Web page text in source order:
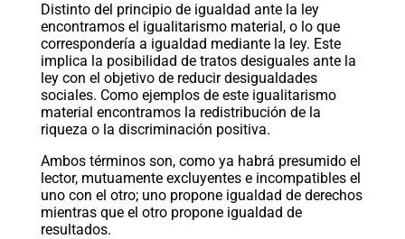
Distinto del principio de igualdad ante la ley
encontramos el igualitarismo material, o lo que
correspondería a igualdad mediante la ley. Este
implica la posibilidad de tratos desiguales ante la
ley con el objetivo de reducir desigualdades
sociales. Como ejemplos de este igualitarismo
material encontramos la redistribución de la
riqueza o la discriminación positiva.
Ambos términos son, como ya habrá presumido el
lector, mutuamente excluyentes e incompatibles el
uno con el otro; uno propone igualdad de derechos
mientras que el otro propone igualdad de
resultados.